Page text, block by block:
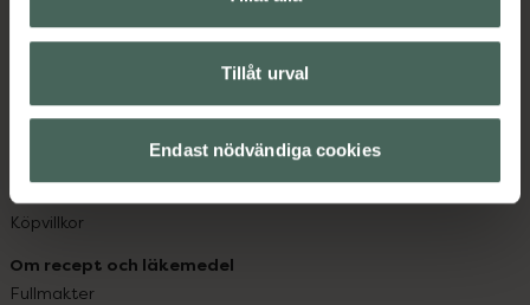
Tillåt urval
Endast nödvändiga cookies
Vanliga frågor
Leverans, betalning och retur
App
Köpvillkor
Om recept och läkemedel
Fullmakter